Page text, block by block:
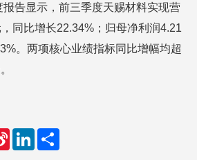
告显示，前三季度天赐材料实现营
同比增长22.34%；归母净利润4.21
。两项核心业绩指标同比增幅均超
S
L